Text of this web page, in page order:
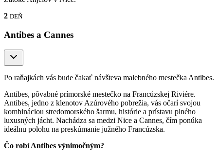
2 DEŇ
Antibes a Cannes
Po raňajkách vás bude čakať návšteva malebného mestečka Antibes.
Antibes, pôvabné prímorské mestečko na Francúzskej Riviére.
Antibes, jedno z klenotov Azúrového pobrežia, vás očarí svojou
kombináciou stredomorského šarmu, histórie a prístavu plného
luxusných jácht. Nachádza sa medzi Nice a Cannes, čím ponúka
ideálnu polohu na preskúmanie južného Francúzska.
Čo robí Antibes výnimočným?